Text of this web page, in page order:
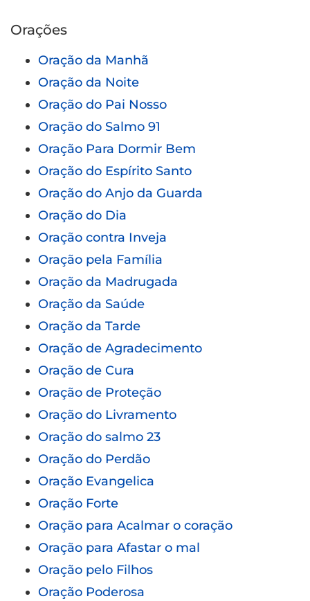
Orações
Oração da Manhã
Oração da Noite
Oração do Pai Nosso
Oração do Salmo 91
Oração Para Dormir Bem
Oração do Espírito Santo
Oração do Anjo da Guarda
Oração do Dia
Oração contra Inveja
Oração pela Família
Oração da Madrugada
Oração da Saúde
Oração da Tarde
Oração de Agradecimento
Oração de Cura
Oração de Proteção
Oração do Livramento
Oração do salmo 23
Oração do Perdão
Oração Evangelica
Oração Forte
Oração para Acalmar o coração
Oração para Afastar o mal
Oração pelo Filhos
Oração Poderosa